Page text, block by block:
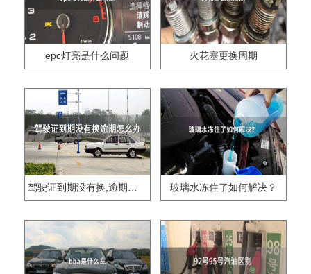
epc灯亮是什么问题 火花塞更换周期
驾驶证到期没有换,逾期怎么办?? 玻璃水冻住了如何解决？